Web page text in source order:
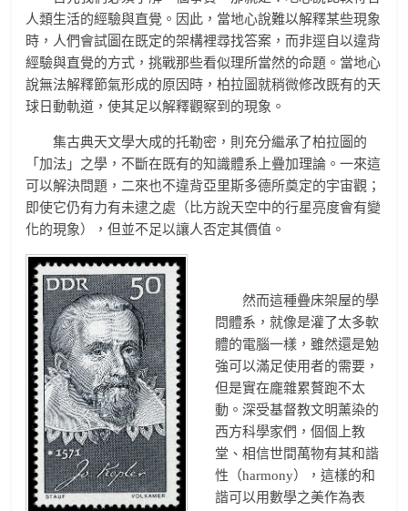
人類生活的經驗與直覺。因此，當地心說難以解釋某些現象
時，人們會試圖在既定的架構裡尋找答案，而非逕自以違背
經驗與直覺的方式，挑戰那些看似理所當然的命題。當地心
說無法解釋節氣形成的原因時，柏拉圖就稍微修改既有的天
球日動軌道，使其足以解釋觀察到的現象。
集古典天文學大成的托勒密，則充分繼承了柏拉圖的
「加法」之學，不斷在既有的知識體系上疊加理論。一來這
可以解決問題，二來也不違背亞里斯多德所奠定的宇宙觀；
即使它仍有力有未逮之處（比方說天空中的行星亮度會有變
化的現象），但並不足以讓人否定其價值。
然而這種疊床架屋的學
問體系，就像是灌了太多軟
體的電腦一樣，雖然還是勉
強可以滿足使用者的需要，
但是實在龐雜累贅跑不太
動。深受基督教文明薰染的
西方科學家們，個個上教
堂、相信世間萬物有其和諧
性（harmony），這樣的和
諧可以用數學之美作為表